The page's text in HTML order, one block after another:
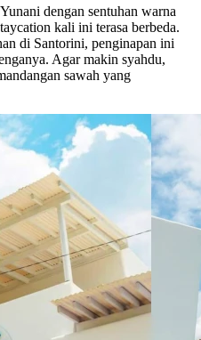
dengan sentuhan warna
kali ini terasa berbeda.
di Santorini, penginapan ini
Agar makin syahdu,
sawah yang